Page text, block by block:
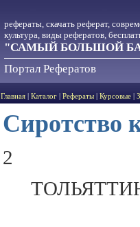
рефераты, скачать реферат,
культура, виды рефератов,
"САМЫЙ БОЛЬШОЙ
Портал Рефератов
Главная Каталог Рефераты Курсовые
Сиротство
2